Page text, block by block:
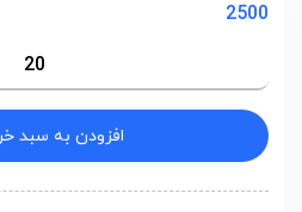
2500
افزودن به سبد